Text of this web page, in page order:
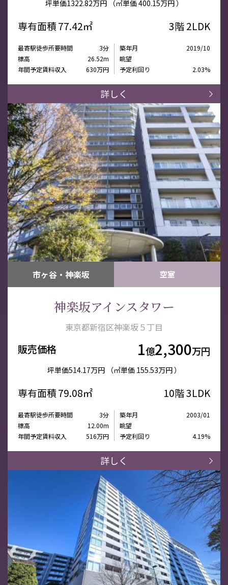
坪単価1322.82万円 （㎡単価 400.15万円 ）
専有面積77.42㎡ 3階2LDK
最寄駅徒歩所要時間
3分
標高
26.52m
年間予定賃料収入
630万円
築年月
2019/10
眺望
予定利回り
2.03%
詳しく
市ヶ谷・神楽坂 空室
神楽坂アインスタワー
東京都新宿区神楽坂５丁目
販売価格 1億2,300万円
坪単価514.17万円 （㎡単価 155.53万円 ）
専有面積79.08㎡ 10階3LDK
最寄駅徒歩所要時間
3分
標高
12.00m
年間予定賃料収入
516万円
築年月
2003/01
眺望
予定利回り
4.19%
詳しく